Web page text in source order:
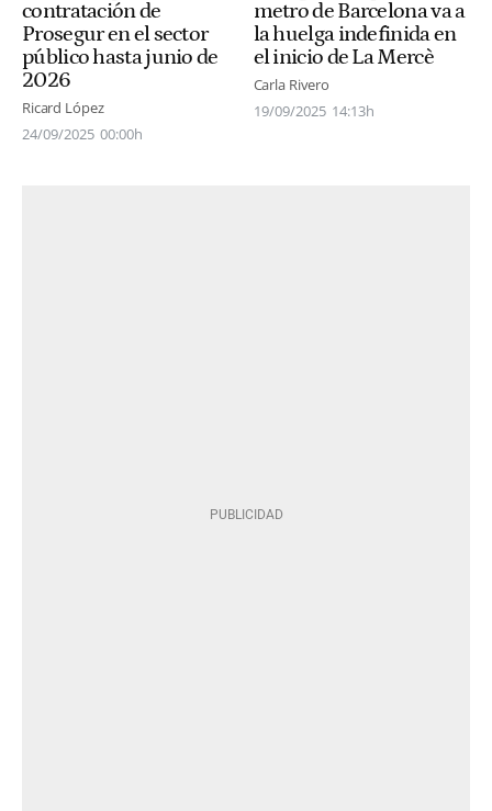
contratación de
Prosegur en el sector
público hasta junio de
2026
Ricard López
24/09/2025 00:00h
metro de Barcelona va a
la huelga indefinida en
el inicio de La Mercè
Carla Rivero
19/09/2025 14:13h